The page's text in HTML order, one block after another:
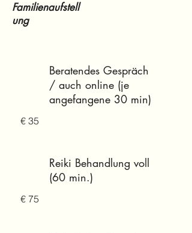
Familienaufstell
ung
Beratendes Gespräch
/ auch online (je
angefangene 30 min)
€ 35
Reiki Behandlung voll
(60 min.)
€ 75